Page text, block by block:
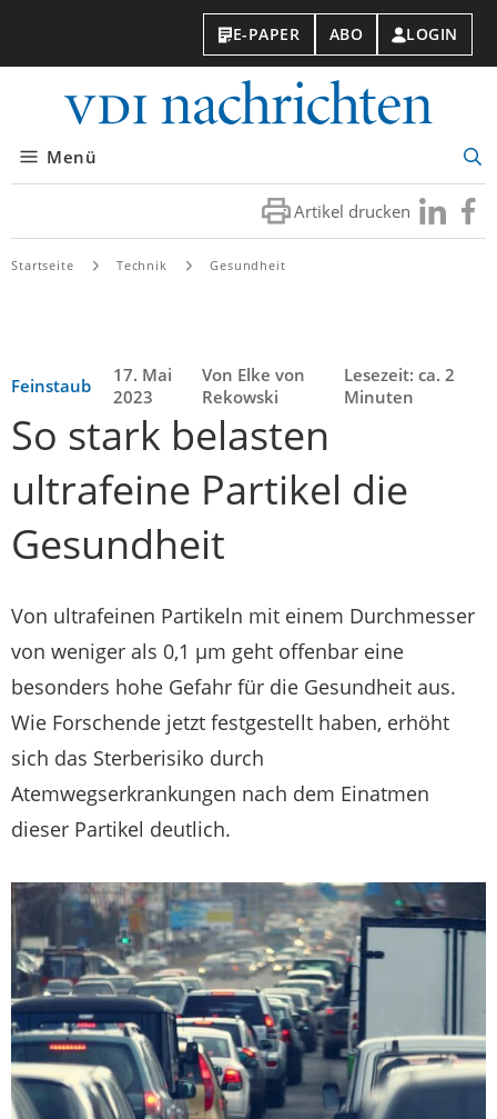
E-PAPER ABO LOGIN
Menü
Artikel drucken Besuchen
Sie
Sie
Startseite Technik Gesundheit
Feinstaub
17. Mai
2023
Von Elke von
Rekowski
Lesezeit: ca. 2
Minuten
So stark belasten
ultrafeine Partikel die
Gesundheit
Von ultrafeinen Partikeln mit einem Durchmesser
von weniger als 0,1 µm geht offenbar eine
besonders hohe Gefahr für die Gesundheit aus.
Wie Forschende jetzt festgestellt haben, erhöht
sich das Sterberisiko durch
Atemwegserkrankungen nach dem Einatmen
dieser Partikel deutlich.